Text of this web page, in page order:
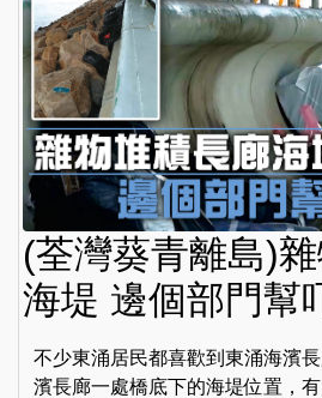
(荃灣葵青離島)
海堤 邊個部門幫
不少東涌居民都喜歡到東涌海濱
濱長廊一處橋底下的海堤位置，